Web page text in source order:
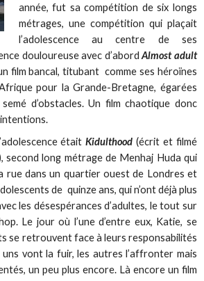
année, fut sa compétition de six longs
métrages, une compétition qui plaçait
l’adolescence au centre de ses
douloureuse avec d’abordAlmost adult
film bancal, titubant comme ses héroïnes
pour la Grande-Bretagne, égarées
d’obstacles. Un film chaotique donc
étaitKidulthood (écrit et filmé
second long métrage de Menhaj Huda qui
rue dans un quartier ouest de Londres et
de quinze ans, qui n’ont déjà plus
les désespérances d’adultes, le tout sur
Le jour où l’une d’entre eux, Katie, se
se retrouvent face à leurs responsabilités
vont la fuir, les autres l’affronter mais
un peu plus encore. Là encore un film